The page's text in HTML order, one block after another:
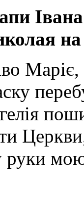
на
руки